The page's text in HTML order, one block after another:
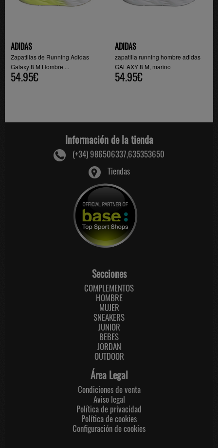
ADIDAS
Zapatillas de Running Adidas
Galaxy 8 M Hombre ...
54.95€
ADIDAS
zapatilla running hombre adidas
GALAXY 8 M, marino
54.95€
Información de la tienda
(+34) 986506337,635353650
Tiendas
Secciones
COMPLEMENTOS
HOMBRE
MUJER
SNEAKERS
JUNIOR
BEBES
JORDAN
OUTDOOR
Área Legal
Condiciones de venta
Aviso legal
Política de privacidad
Política de cookies
Configuración de cookies